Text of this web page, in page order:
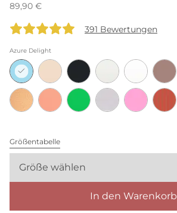
89,90 €
391 Bewertungen
Azure Delight
Größentabelle
Größe wählen
In den Warenkorb